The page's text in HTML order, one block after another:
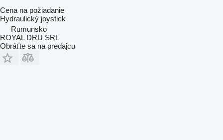
Cena na požiadanie
Hydraulický joystick
Rumunsko
ROYAL DRU SRL
Obráťte sa na predajcu